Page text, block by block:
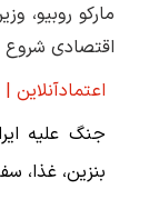
مارکو روبیو،
اقتصادی شروع
اعتمادآنلاین |
جنگ علیه
بنزین، غذا،